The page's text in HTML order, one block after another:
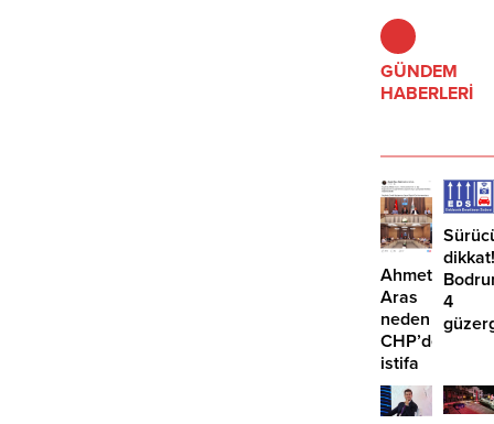
GÜNDEM
HABERLERİ
Ahmet
Aras
neden
CHP’den
istifa
etmiyor?
dikkat!
4